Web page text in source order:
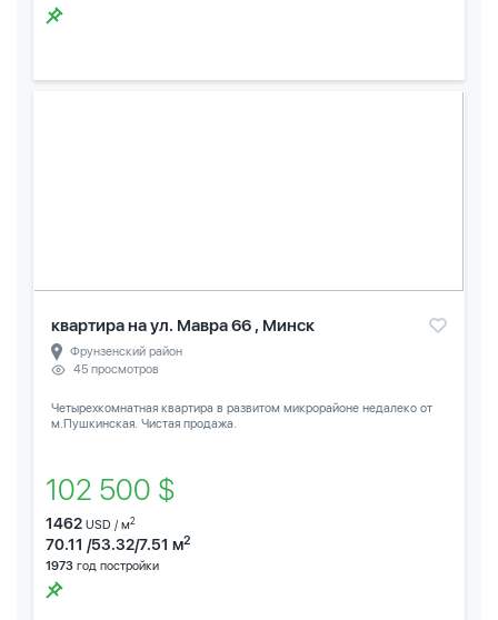
квартира на ул. Мавра 66 , Минск
Фрунзенский район
45 просмотров
Четырехкомнатная квартира в развитом микрорайоне недалеко от
м.Пушкинская. Чистая продажа.
102 500 $
1462 USD / м2
70.11 /53.32/7.51 м2
1973 год постройки